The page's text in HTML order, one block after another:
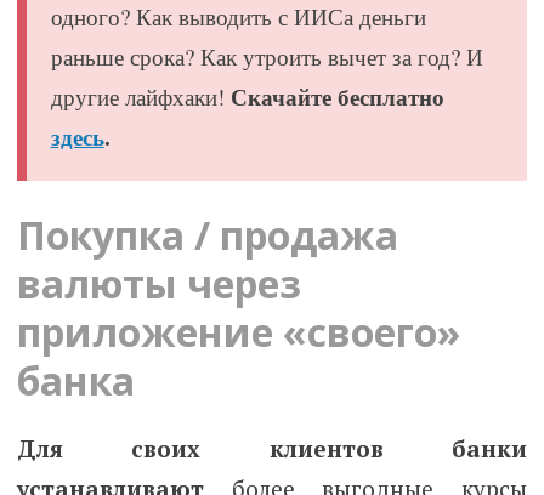
одного? Как выводить с ИИСа деньги
раньше срока? Как утроить вычет за год? И
другие лайфхаки! Скачайте бесплатно
здесь.
Покупка / продажа
валюты через
приложение «своего»
банка
Для своих клиентов банки
устанавливаютболее выгодные курсы